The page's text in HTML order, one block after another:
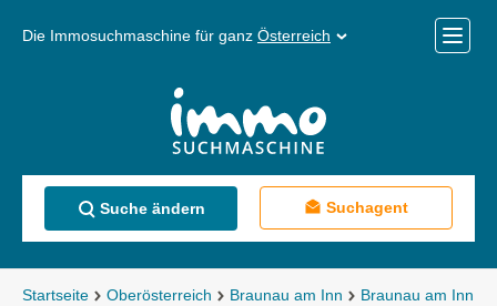
Die Immosuchmaschine für ganz Österreich
Menü
Suche ändern Suchagent
Startseite Oberösterreich Braunau am Inn Braunau am Inn